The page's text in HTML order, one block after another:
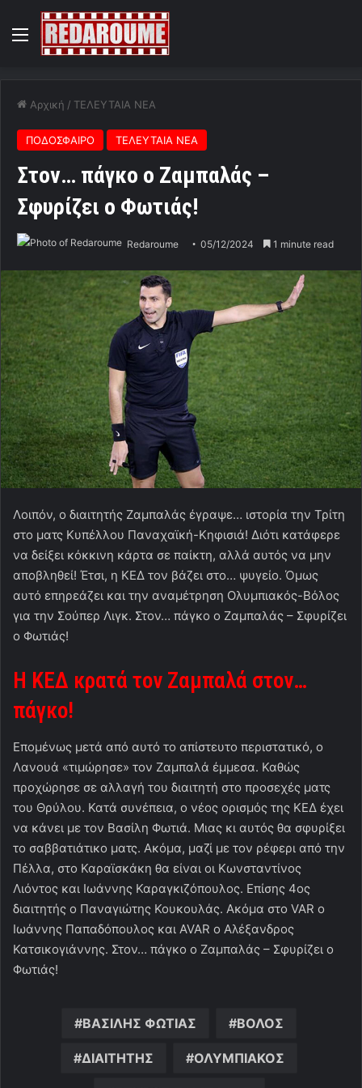
Menu
Αρχική / ΤΕΛΕΥΤΑΙΑ ΝΕΑ
ΠΟΔΟΣΦΑΙΡΟ ΤΕΛΕΥΤΑΙΑ ΝΕΑ
Στον… πάγκο ο Ζαμπαλάς –
Σφυρίζει ο Φωτιάς!
Redaroume 05/12/2024 1 minute read
Λοιπόν, ο διαιτητής Ζαμπαλάς έγραψε… ιστορία την Τρίτη
στο ματς Κυπέλλου Παναχαϊκή-Κηφισιά! Διότι κατάφερε
να δείξει κόκκινη κάρτα σε παίκτη, αλλά αυτός να μην
αποβληθεί! Έτσι, η ΚΕΔ τον βάζει στο… ψυγείο. Όμως
αυτό επηρεάζει και την αναμέτρηση Ολυμπιακός-Βόλος
για την Σούπερ Λιγκ. Στον… πάγκο ο Ζαμπαλάς – Σφυρίζει
ο Φωτιάς!
Η ΚΕΔ κρατά τον Ζαμπαλά στον…
πάγκο!
Επομένως μετά από αυτό το απίστευτο περιστατικό, ο
Λανουά «τιμώρησε» τον Ζαμπαλά έμμεσα. Καθώς
προχώρησε σε αλλαγή του διαιτητή στο προσεχές ματς
του Θρύλου. Κατά συνέπεια, ο νέος ορισμός της ΚΕΔ έχει
να κάνει με τον Βασίλη Φωτιά. Μιας κι αυτός θα σφυρίξει
το σαββατιάτικο ματς. Ακόμα, μαζί με τον ρέφερι από την
Πέλλα, στο Καραϊσκάκη θα είναι οι Κωνσταντίνος
Λιόντος και Ιωάννης Καραγκιζόπουλος. Επίσης 4ος
διαιτητής ο Παναγιώτης Κουκουλάς. Ακόμα στο VAR ο
Ιωάννης Παπαδόπουλος και AVAR ο Αλέξανδρος
Κατσικογιάννης. Στον… πάγκο ο Ζαμπαλάς – Σφυρίζει ο
Φωτιάς!
ΒΑΣΙΛΗΣ ΦΩΤΙΑΣ ΒΟΛΟΣ
ΔΙΑΙΤΗΤΗΣ ΟΛΥΜΠΙΑΚΟΣ